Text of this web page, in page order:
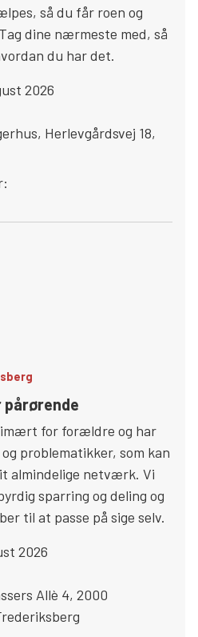
så du får roen og
dine nærmeste med, så
du har det.
2026
, Herlevgårdsvej 18,
for forældre og har
problematikker, som kan
almindelige netværk. Vi
sparring og deling og
til at passe på sige selv.
2026
Allè 4, 2000